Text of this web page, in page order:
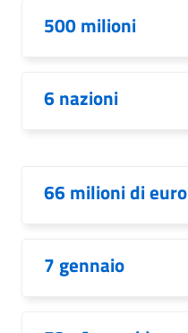
500 milioni
6 nazioni
66 milioni di euro
7 gennaio